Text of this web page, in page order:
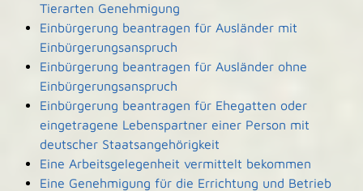
Tierarten Genehmigung
Einbürgerung beantragen für Ausländer mit
Einbürgerungsanspruch
Einbürgerung beantragen für Ausländer ohne
Einbürgerungsanspruch
Einbürgerung beantragen für Ehegatten oder
eingetragene Lebenspartner einer Person mit
deutscher Staatsangehörigkeit
Eine Arbeitsgelegenheit vermittelt bekommen
Eine Genehmigung für die Errichtung und Betrieb